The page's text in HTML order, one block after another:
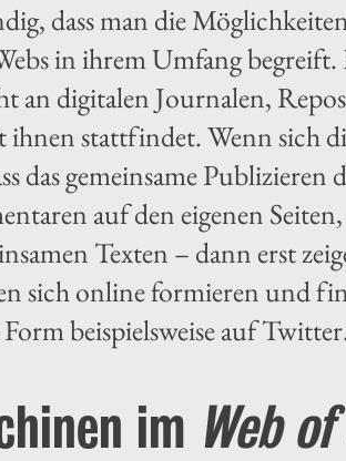
dass man die
in ihrem Umfang
an digitalen Journalen,
stattfindet. Wenn sich
das gemeinsame
auf den eigenen
Texten – dann erst
sich online formieren und
beispielsweise auf
im Web